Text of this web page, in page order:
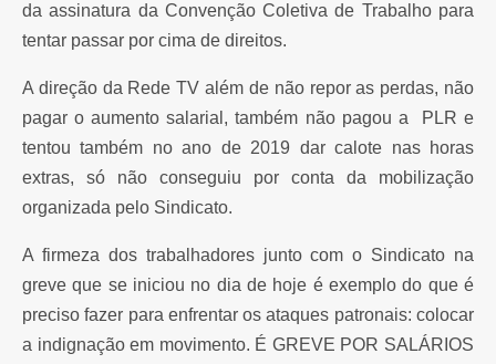
da assinatura da Convenção Coletiva de Trabalho para
tentar passar por cima de direitos.
A direção da Rede TV além de não repor as perdas, não
pagar o aumento salarial, também não pagou a PLR e
tentou também no ano de 2019 dar calote nas horas
extras, só não conseguiu por conta da mobilização
organizada pelo Sindicato.
A firmeza dos trabalhadores junto com o Sindicato na
greve que se iniciou no dia de hoje é exemplo do que é
preciso fazer para enfrentar os ataques patronais: colocar
a indignação em movimento. É GREVE POR SALÁRIOS